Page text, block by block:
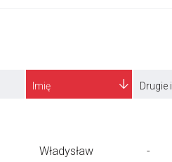
Imię Drugie
Władysław -